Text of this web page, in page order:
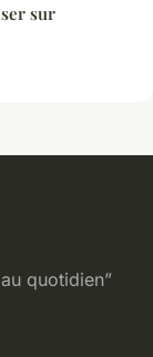
sur
quotidien”